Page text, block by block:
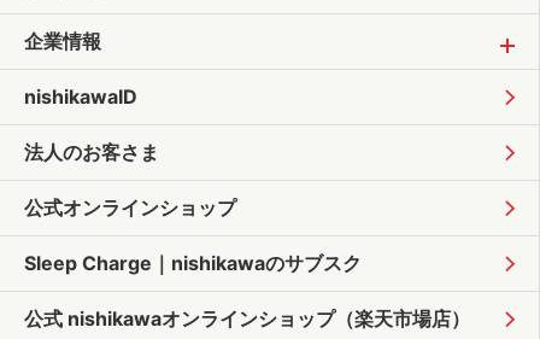
企業情報
nishikawaID
法人のお客さま
公式オンラインショップ
Sleep Charge｜ nishikawaのサブスク
公式 nishikawaオンラインショップ（楽天市場店）